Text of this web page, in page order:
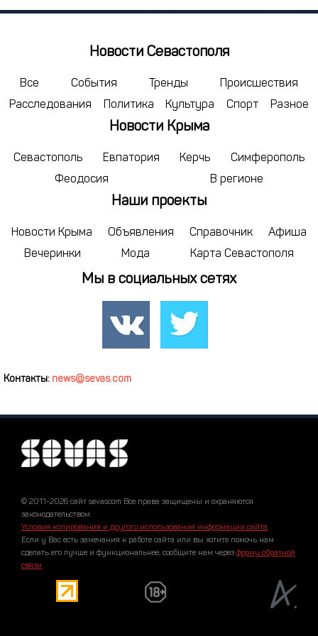
27 28 29
сегодня
Новости Севастополя
Все События Тренды
Происшествия
Расследования
Политика Культура Спорт Разное
Новости Крыма
Севастополь Евпатория Керчь
Симферополь
Феодосия
В регионе
Наши проекты
Новости Крыма Объявления Справочник
Афиша
Вечеринки
Мода Карта Севастополя
Мы в социальных сетях
Контакты: news@sevas.com
© 2011-2026 сайт sevascom Все права защищены и охраняются
законодательством.
Условия копирования и другого использования информации сайта.
Если у Вас есть замечания к работе сайта или вы хотите помочь нам
сделать его лучше и функциональнее, сообщите нам через форму обратной
связи